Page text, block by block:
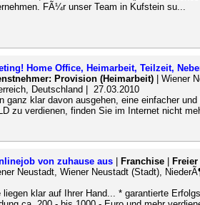
FÃ¼r unser Team in Kufstein su...
Home Office, Heimarbeit, Teilzeit,
Provision (Heimarbeit) | Wiener
Deutschland | 27.03.2010
ganz klar davon ausgehen, eine einfacher
zu verdienen, finden Sie im Internet nicht
von zuhause aus Franchise
Neustadt, Wiener Neustadt (Stadt),
klar auf Ihrer Hand... * garantierte